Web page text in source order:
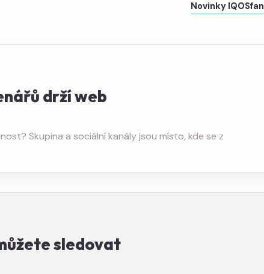
Novinky IQOSfan
drží web
Skupina a sociální kanály jsou místo, kde se z
sledovat